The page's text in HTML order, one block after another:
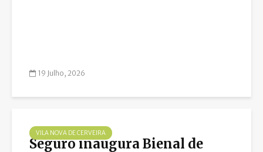
19 Julho, 2026
VILA NOVA DE CERVEIRA
Seguro inaugura Bienal de